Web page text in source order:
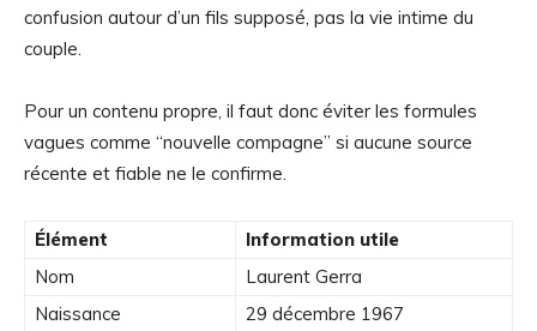
confusion autour d’un fils supposé, pas la vie intime du
couple.
Pour un contenu propre, il faut donc éviter les formules
vagues comme “nouvelle compagne” si aucune source
récente et fiable ne le confirme.
Élément
Information utile
Nom
Laurent Gerra
Naissance
29 décembre 1967